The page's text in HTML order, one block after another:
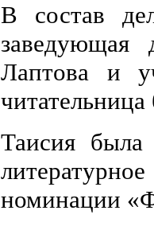
В состав
заведующая
Лаптова и
Таисия
номинации